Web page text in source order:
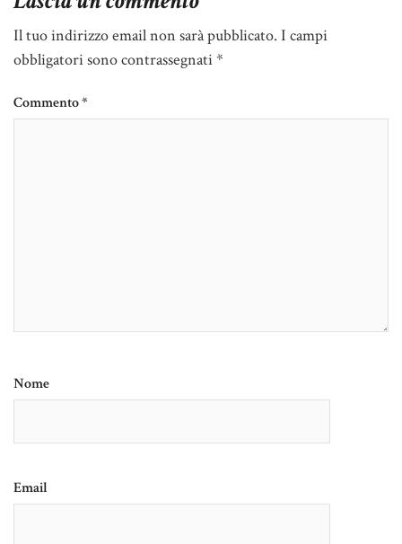
Il tuo indirizzo email non sarà pubblicato. I campi
obbligatori sono contrassegnati*
Commento*
Nome
Email